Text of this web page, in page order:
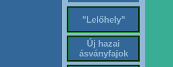
"Lelőhely"
Új hazai
ásványfajok